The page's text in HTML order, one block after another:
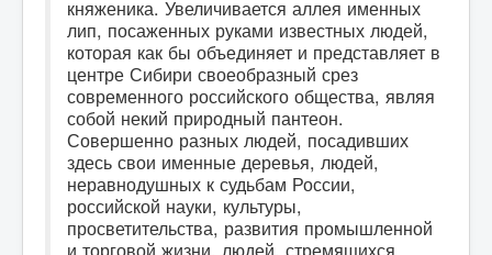
княженика. Увеличивается аллея именных
лип, посаженных руками известных людей,
которая как бы объединяет и представляет в
центре Сибири своеобразный срез
современного российского общества, являя
собой некий природный пантеон.
Совершенно разных людей, посадивших
здесь свои именные деревья, людей,
неравнодушных к судьбам России,
российской науки, культуры,
просветительства, развития промышленной
и торговой жизни, людей, стремящихся